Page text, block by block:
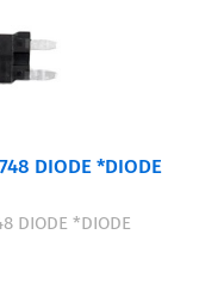
DIODE *DIODE
DIODE *DIODE